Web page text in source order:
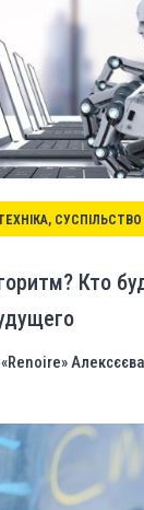
СУСПІЛЬСТВО
Кто
Алексєєва